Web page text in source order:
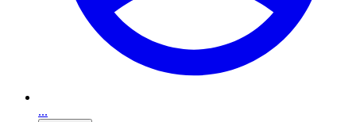
...